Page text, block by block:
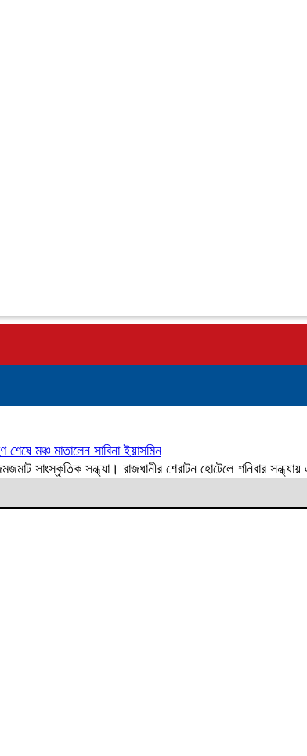
শেষে মঞ্চ মাতালেন সাবিনা ইয়াসমিন
সাংস্কৃতিক সন্ধ্যা। রাজধানীর শেরাটন হোটেলে শনিবার